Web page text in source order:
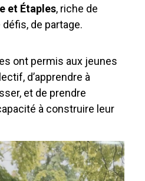
et Étaples, riche de
de partage.
ont permis aux jeunes
d’apprendre à
et de prendre
à construire leur